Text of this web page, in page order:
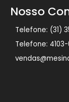
Nosso
Telefone: (31)
Telefone: 4103-